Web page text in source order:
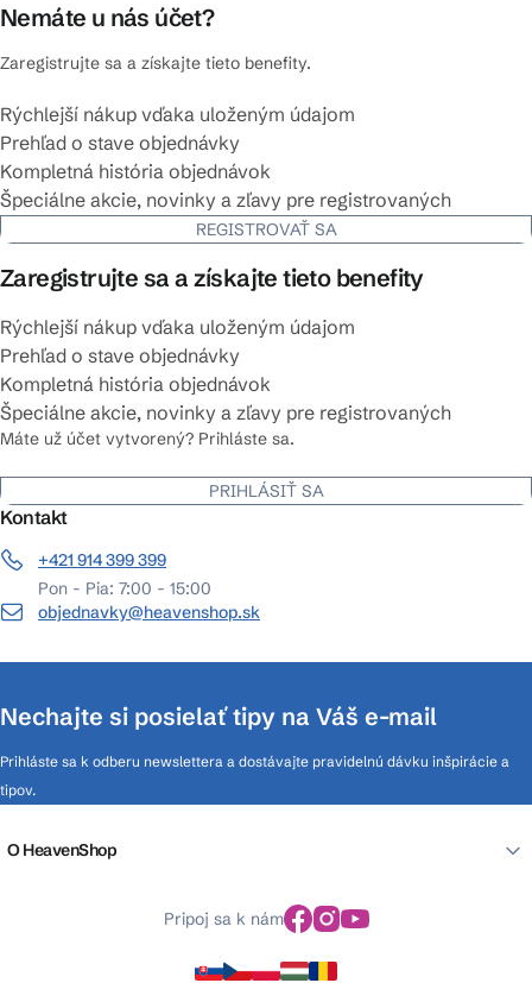
Nemáte u nás účet?
Zaregistrujte sa a získajte tieto benefity.
Rýchlejší nákup vďaka uloženým údajom
Prehľad o stave objednávky
Kompletná história objednávok
Špeciálne akcie, novinky a zľavy pre registrovaných
REGISTROVAŤ SA
Zaregistrujte sa a získajte tieto benefity
Rýchlejší nákup vďaka uloženým údajom
Prehľad o stave objednávky
Kompletná história objednávok
Špeciálne akcie, novinky a zľavy pre registrovaných
Máte už účet vytvorený? Prihláste sa.
PRIHLÁSIŤ SA
Kontakt
+421 914 399 399
Pon - Pia: 7:00 - 15:00
objednavky@heavenshop.sk
Nechajte si posielať tipy na Váš e-mail
Prihláste sa k odberu newslettera a dostávajte pravidelnú dávku inšpirácie a
tipov.
O HeavenShop
Pripoj sa k nám